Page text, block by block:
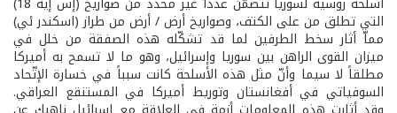
التي تطلق من على الكتف، وصواريخ أرض / أرض من طراز (اسكندر ئي)
مماّ أثار سخط الطرفين لما قد تشكّله هذه الصفقة من خلل في
ميزان القوى الراهن بين سوريا وإسرائيل، وهو ما لا تسمح به أميركا
مطلقاً لا سيما وأنّ مثل هذه الأسلحة كانت سبباً في خسارة الإتّحاد
السوفياتي في أفغانستان وتوريط أميركا في المستنقع العراقي.